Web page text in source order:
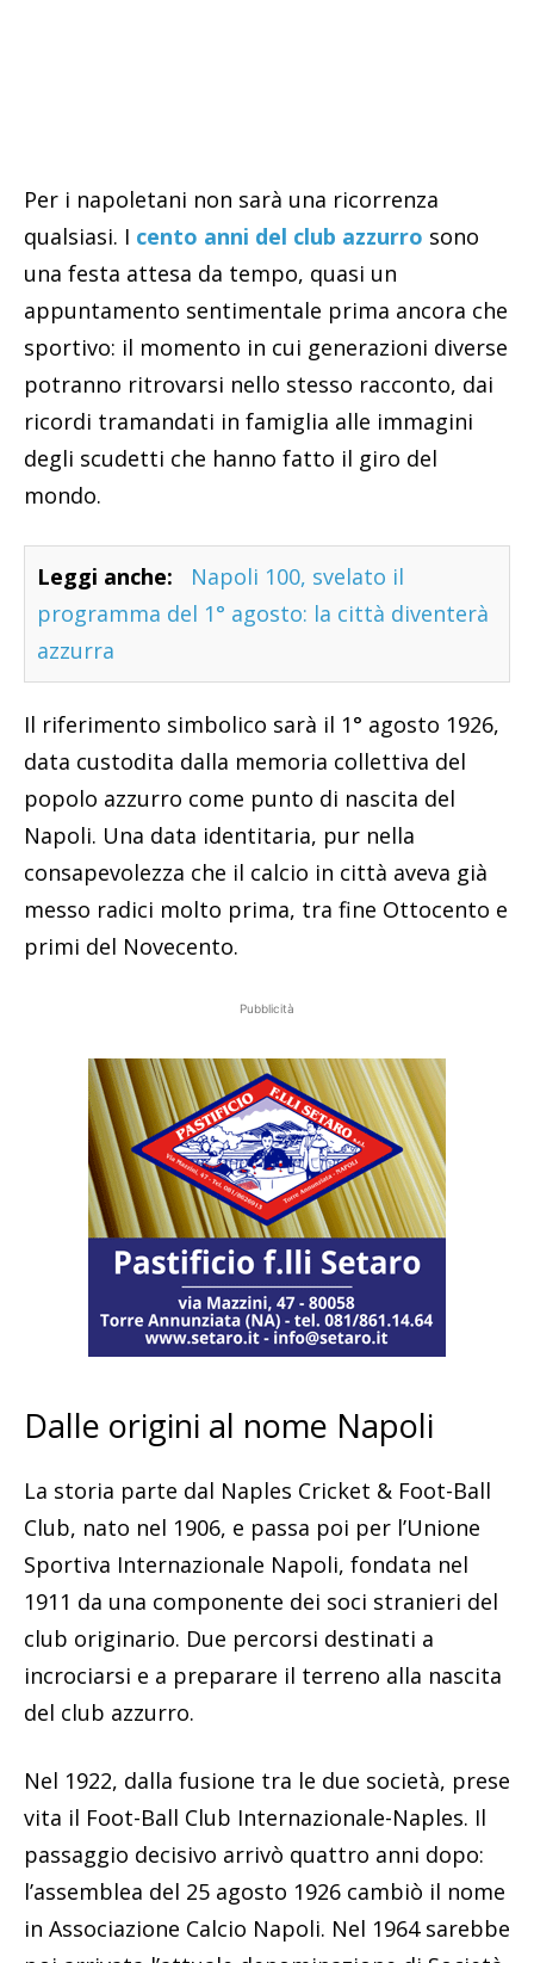
Per i napoletani non sarà una ricorrenza
qualsiasi. I cento anni del club azzurro sono
una festa attesa da tempo, quasi un
appuntamento sentimentale prima ancora che
sportivo: il momento in cui generazioni diverse
potranno ritrovarsi nello stesso racconto, dai
ricordi tramandati in famiglia alle immagini
degli scudetti che hanno fatto il giro del
mondo.
Leggi anche:
Napoli 100, svelato il
programma del 1° agosto: la città diventerà
azzurra
Il riferimento simbolico sarà il 1° agosto 1926,
data custodita dalla memoria collettiva del
popolo azzurro come punto di nascita del
Napoli. Una data identitaria, pur nella
consapevolezza che il calcio in città aveva già
messo radici molto prima, tra fine Ottocento e
primi del Novecento.
Pubblicità
Dalle origini al nome Napoli
La storia parte dal Naples Cricket & Foot-Ball
Club, nato nel 1906, e passa poi per l’Unione
Sportiva Internazionale Napoli, fondata nel
1911 da una componente dei soci stranieri del
club originario. Due percorsi destinati a
incrociarsi e a preparare il terreno alla nascita
del club azzurro.
Nel 1922, dalla fusione tra le due società, prese
vita il Foot-Ball Club Internazionale-Naples. Il
passaggio decisivo arrivò quattro anni dopo:
l’assemblea del 25 agosto 1926 cambiò il nome
in Associazione Calcio Napoli. Nel 1964 sarebbe